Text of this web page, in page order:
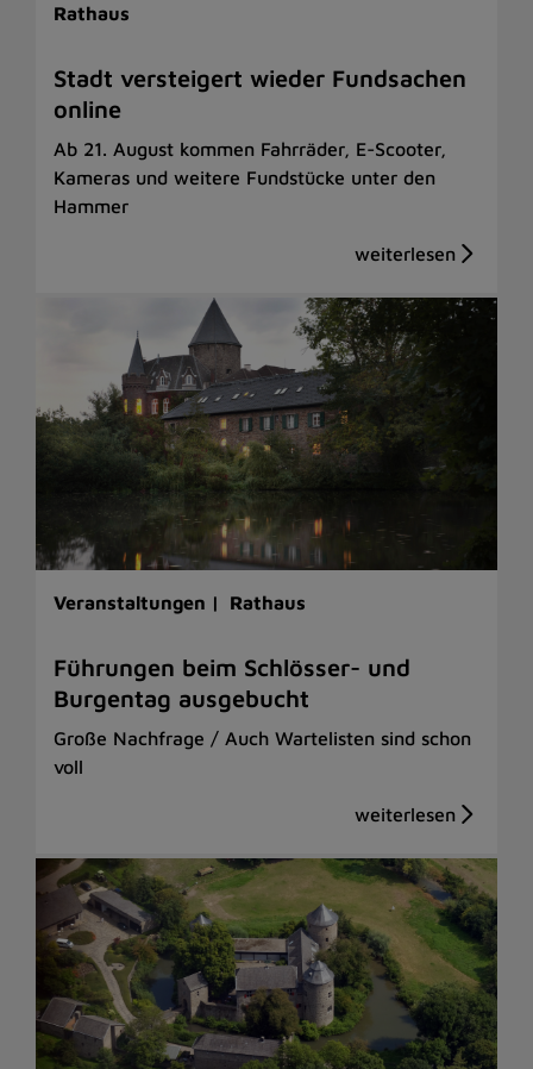
Rathaus
Stadt versteigert wieder Fundsachen
online
Ab 21. August kommen Fahrräder, E-Scooter,
Kameras und weitere Fundstücke unter den
Hammer
Veranstaltungen | Rathaus
Führungen beim Schlösser- und
Burgentag ausgebucht
Große Nachfrage / Auch Wartelisten sind schon
voll